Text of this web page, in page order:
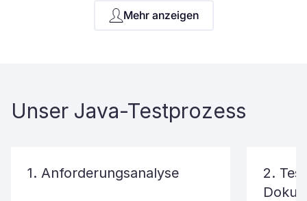
Mehr anzeigen
Unser Java-Testprozess
1. Anforderungsanalyse
2.